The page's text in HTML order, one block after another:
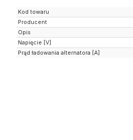
Kod towaru
Producent
Opis
Napięcie [V]
Prąd ładowania alternatora [A]